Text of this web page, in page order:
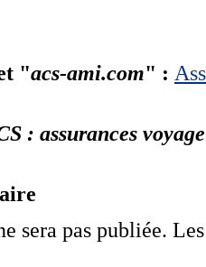
"acs-ami.com" :
: assurances
sera pas publiée.